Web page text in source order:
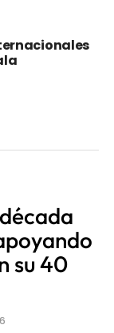
su 40